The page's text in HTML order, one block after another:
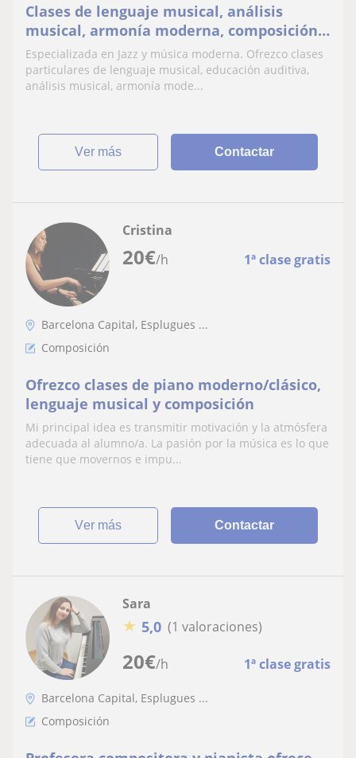
Clases de lenguaje musical, análisis
musical, armonía moderna, composición e
improvisación vocal
Especializada en Jazz y música moderna. Ofrezco clases
particulares de lenguaje musical, educación auditiva,
análisis musical, armonía mode...
ver más Contactar
20€/h 1ª clase gratis
Cristina
Barcelona Capital, Esplugues ...
Composición
Ofrezco clases de piano moderno/clásico,
lenguaje musical y composición
Mi principal idea es transmitir motivación y la atmósfera
adecuada al alumno/a. La pasión por la música es lo que
tiene que movernos e impu...
ver más Contactar
20€/h 1ª clase gratis
Sara
★ 5,0 (1 valoraciones)
Barcelona Capital, Esplugues ...
Composición